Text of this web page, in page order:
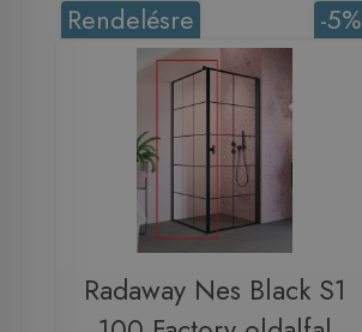
-5%
Rendelésre
Radaway Nes Black S1